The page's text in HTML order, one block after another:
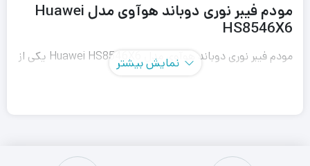
مودم فیبر نوری دوباند هوآوی مدل Huawei
HS8546X6
مودم فیبر نوری دوباند هوآوی مدل Huawei HS8546X6 یکی از
هوآوی (Huawei) با فناوری (وای فای 6) است. توجه داشته
نمایش بیشتر